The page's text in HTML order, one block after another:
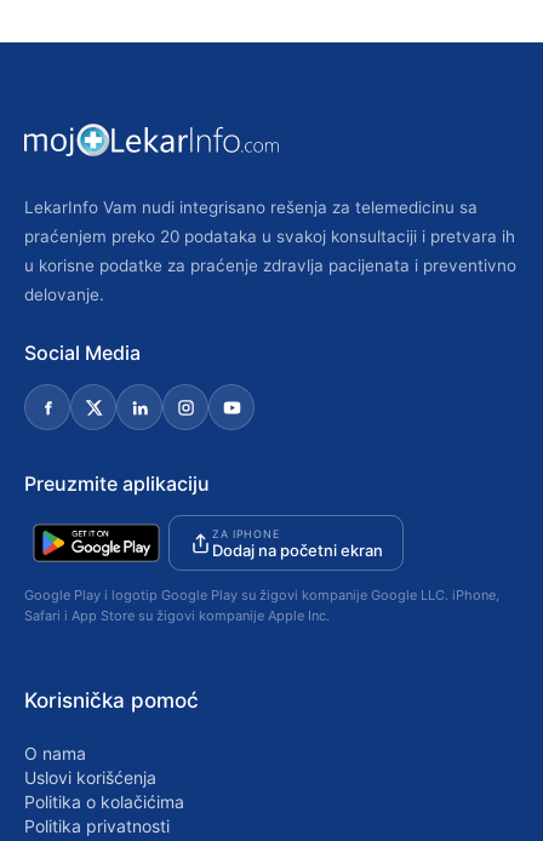
LekarInfo Vam nudi integrisano rešenja za telemedicinu sa
praćenjem preko 20 podataka u svakoj konsultaciji i pretvara ih
u korisne podatke za praćenje zdravlja pacijenata i preventivno
delovanje.
Social Media
Preuzmite aplikaciju
ZA IPHONE
Dodaj na početni ekran
Google Play i logotip Google Play su žigovi kompanije Google LLC. iPhone,
Safari i App Store su žigovi kompanije Apple Inc.
Korisnička pomoć
O nama
Uslovi korišćenja
Politika o kolačićima
Politika privatnosti